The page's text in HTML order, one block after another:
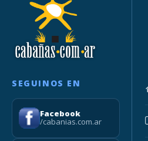
SEGUINOS EN
Facebook
/cabanias.com.ar